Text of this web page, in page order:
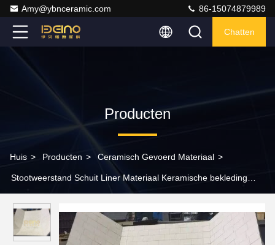
Amy@ybnceramic.com 86-15074879989
Chatten
Producten
Huis > Producten > Ceramisch Gevoerd Materiaal >
Stootweerstand Schuit Liner Materiaal Keramische bekleding